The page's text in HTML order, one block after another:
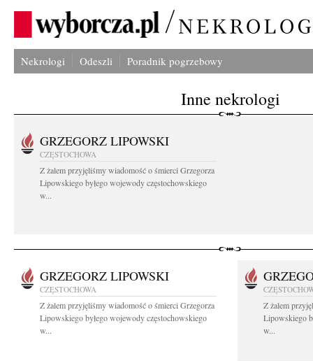
Nekrologi Odeszli Poradnik pogrzebowy
Inne nekrologi
GRZEGORZ LIPOWSKI
CZĘSTOCHOWA
Z żalem przyjęliśmy wiadomość o śmierci Grzegorza
Lipowskiego byłego wojewody częstochowskiego
w...
GRZEGORZ LIPOWSKI
CZĘSTOCHOWA
Z żalem przyjęliśmy wiadomość o śmierci Grzegorza
Lipowskiego byłego wojewody częstochowskiego
w...
Z żalem
Lipowskiego
w...